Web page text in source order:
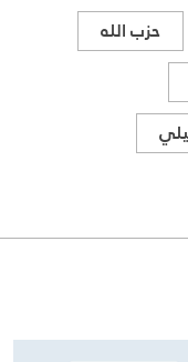
حزب الله